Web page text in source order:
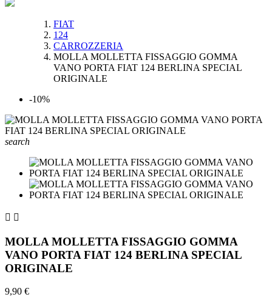
FIAT
124
CARROZZERIA
MOLLA MOLLETTA FISSAGGIO GOMMA
VANO PORTA FIAT 124 BERLINA SPECIAL
ORIGINALE
-10%
search
 
MOLLA MOLLETTA FISSAGGIO GOMMA
VANO PORTA FIAT 124 BERLINA SPECIAL
ORIGINALE
9,90 €